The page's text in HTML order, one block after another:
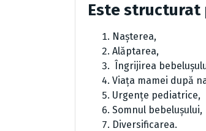
Este structurat
Nașterea,
Alăptarea,
Îngrijirea
Viața mamei după
Urgențe pediatrice,
Somnul bebelușului,
Diversificarea.